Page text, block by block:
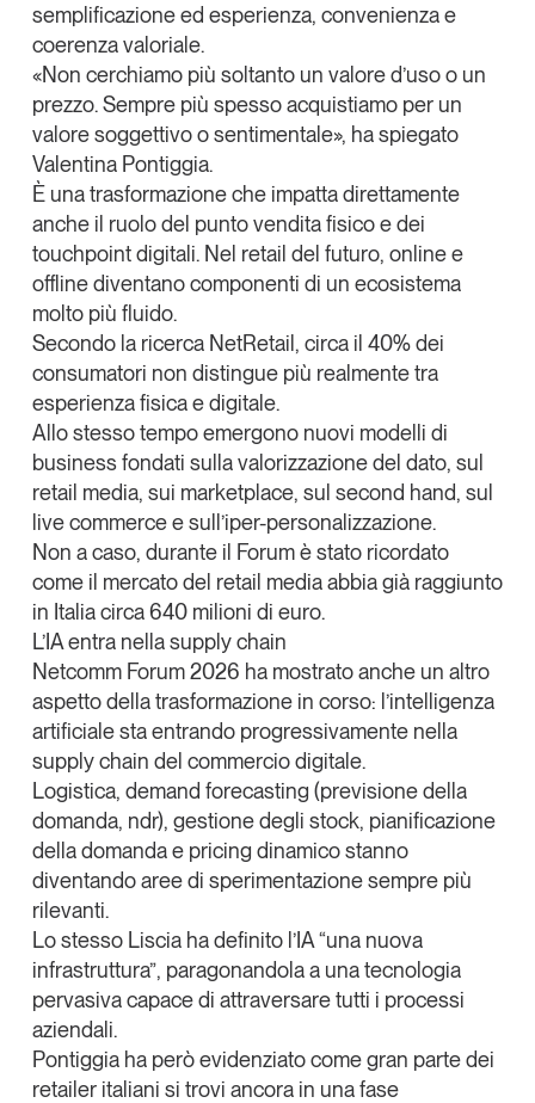
semplificazione ed esperienza, convenienza e
coerenza valoriale.
«Non cerchiamo più soltanto un valore d’uso o un
prezzo. Sempre più spesso acquistiamo per un
valore soggettivo o sentimentale», ha spiegato
Valentina Pontiggia.
È una trasformazione che impatta direttamente
anche il ruolo del punto vendita fisico e dei
touchpoint digitali. Nel retail del futuro, online e
offline diventano componenti di un ecosistema
molto più fluido.
Secondo la ricerca NetRetail, circa il 40% dei
consumatori non distingue più realmente tra
esperienza fisica e digitale.
Allo stesso tempo emergono nuovi modelli di
business fondati sulla valorizzazione del dato, sul
retail media, sui marketplace, sul second hand, sul
live commerce e sull’iper-personalizzazione.
Non a caso, durante il Forum è stato ricordato
come il mercato del retail media abbia già raggiunto
in Italia circa 640 milioni di euro.
L’IA entra nella supply chain
Netcomm Forum 2026 ha mostrato anche un altro
aspetto della trasformazione in corso: l’intelligenza
artificiale sta entrando progressivamente nella
supply chain del commercio digitale.
Logistica, demand forecasting (previsione della
domanda, ndr), gestione degli stock, pianificazione
della domanda e pricing dinamicostanno
diventando aree di sperimentazione sempre più
rilevanti.
Lo stesso Liscia ha definito l’IA “una nuova
infrastruttura”, paragonandola a una tecnologia
pervasiva capace di attraversare tutti i processi
aziendali.
Pontiggia ha però evidenziato comegran parte dei
retailer italiani si trovi ancora in una fase